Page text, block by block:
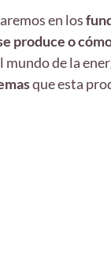
en los
produce o
de la
que esta